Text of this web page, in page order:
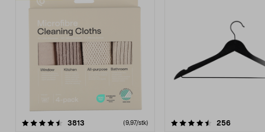
3813 anmeldelser(9,97/stk)
4.5av 5 stjerner 256
4.5av 5 stjerner